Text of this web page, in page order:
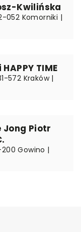
Kwilińska
052 Komorniki |
TIME
572 Kraków |
Jong Piotr
Gowino |